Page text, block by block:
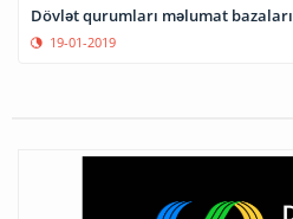
19-01-2019